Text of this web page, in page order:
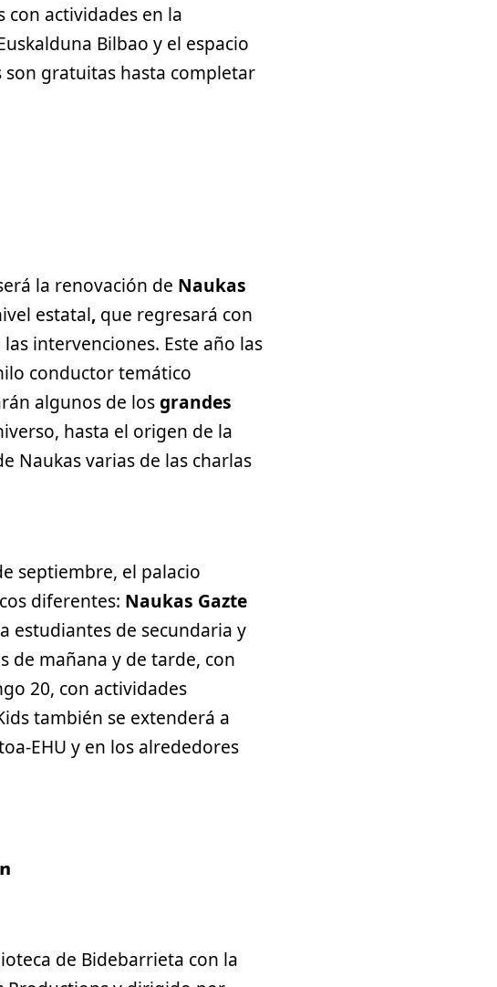
con actividades en la
Bilbao y el espacio
son gratuitas hasta completar
la renovación de Naukas
estatal, que regresará con
intervenciones. Este año las
conductor temático
algunos de losgrandes
hasta el origen de la
Naukas varias de las charlas
septiembre, el palacio
diferentes: Naukas Gazte
estudiantes de secundaria y
de mañana y de tarde, con
20, con actividades
también se extenderá a
EHU y en los alrededores
de Bidebarrieta con la